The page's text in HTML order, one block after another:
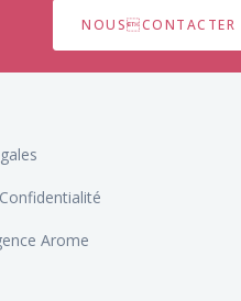
NOUSCONTACTER
Arome